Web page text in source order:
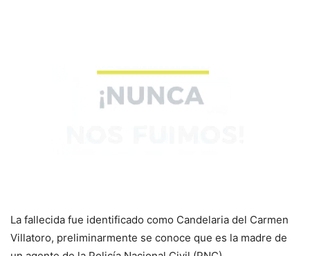
La fallecida fue identificado como Candelaria del Carmen
Villatoro, preliminarmente se conoce que es la madre de